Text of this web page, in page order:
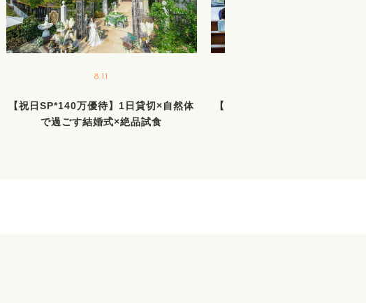
8.11
【祝日SP*140万優待】1日貸切×自然体
で過ごす結婚式×絶品試食
【当館人気No1】森のチャペル